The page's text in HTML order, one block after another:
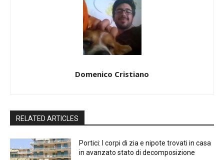
Domenico Cristiano
RELATED ARTICLES
Portici: I corpi di zia e nipote trovati in casa
in avanzato stato di decomposizione